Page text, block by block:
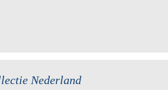
Nederland